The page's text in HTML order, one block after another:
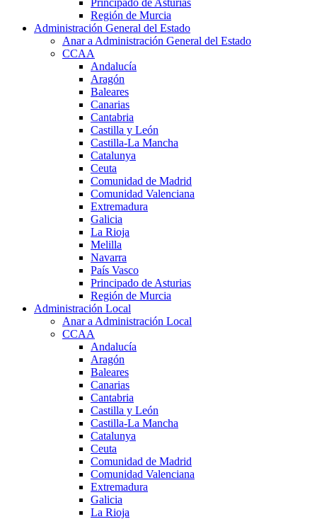
Región de Murcia
Administración General del Estado
Anar a Administración General del Estado
CCAA
Andalucía
Aragón
Baleares
Canarias
Cantabria
Castilla y León
Castilla-La Mancha
Catalunya
Ceuta
Comunidad de Madrid
Comunidad Valenciana
Extremadura
Galicia
La Rioja
Melilla
Navarra
País Vasco
Principado de Asturias
Región de Murcia
Administración Local
Anar a Administración Local
CCAA
Andalucía
Aragón
Baleares
Canarias
Cantabria
Castilla y León
Castilla-La Mancha
Catalunya
Ceuta
Comunidad de Madrid
Comunidad Valenciana
Extremadura
Galicia
La Rioja